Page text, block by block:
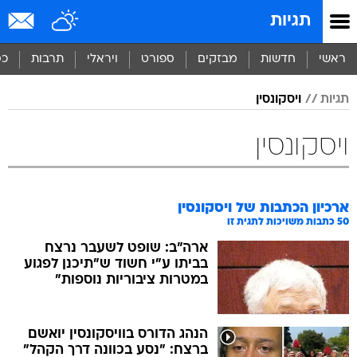
תגיות
ראשי חדשות מבזקים ספורט ויראלי תרבות
תגיות ויסקונסין
ויסקונסין
ארכיון הכתבות של ויסקונסין
50 כתבות משויכות לתגית זו
ארה"ב: שופט לשעבר נרצח
בביתו ע"י חשוד ש"תיכנן לפגוע
במטרות ציבוריות נוספות"
הנהג הדורס בוויסקונסין יואשם
ברצח: "נסע בכוונה דרך הקהל"